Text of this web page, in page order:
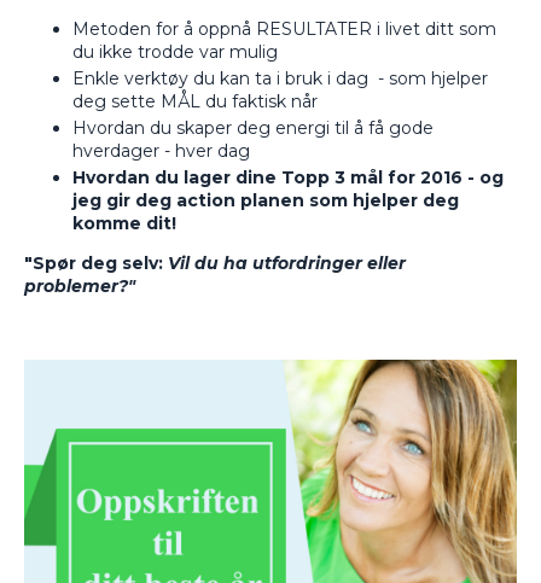
Metoden for å oppnå RESULTATER i livet ditt som
du ikke trodde var mulig
Enkle verktøy du kan ta i bruk i dag - som hjelper
deg sette MÅL du faktisk når
Hvordan du skaper deg energi til å få gode
hverdager - hver dag
Hvordan du lager dine Topp 3 mål for 2016 - og
jeg gir deg action planen som hjelper deg
komme dit!
"Spør deg selv: Vil du ha utfordringer eller
problemer?"